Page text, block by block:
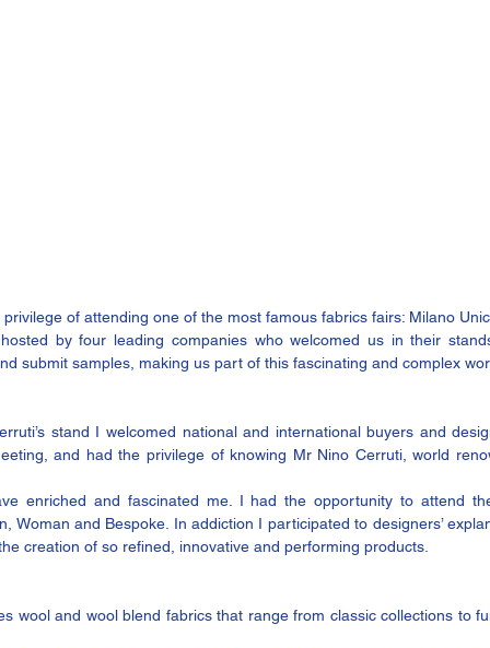
of attending one of the most famous fabrics fairs: Milano
by four leading companies who welcomed us in their
submit samples, making us part of this fascinating and complex
stand I welcomed national and international buyers and
and had the privilege of knowing Mr Nino Cerruti, world
enriched and fascinated me. I had the opportunity to attend
Woman and Bespoke. In addiction I participated to designers’
creation of so refined, innovative and performing products.
wool and wool blend fabrics that range from classic collections to